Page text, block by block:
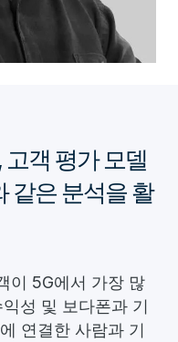
객 평가 모델
같은 분석을 활
이 5G에서 가장 많
성 및 보다폰과 기
연결한 사람과 기